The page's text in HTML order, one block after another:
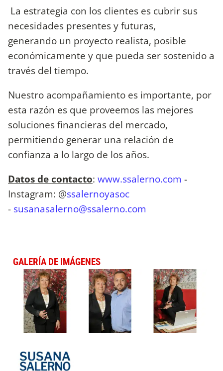
La estrategia con los clientes es cubrir sus
necesidades presentes y futuras,
generando un proyecto realista, posible
económicamente y que pueda ser sostenido a
través del tiempo.
Nuestro acompañamiento es importante, por
esta razón es que proveemos las mejores
soluciones financieras del mercado,
permitiendo generar una relación de
confianza a lo largo de los años.
Datos de contacto: www.ssalerno.com -
Instagram: @ssalernoyasoc
- susanasalerno@ssalerno.com
GALERÍA DE IMÁGENES